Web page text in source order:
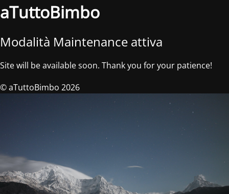
aTuttoBimbo
Modalità Maintenance attiva
Site will be available soon. Thank you for your patience!
© aTuttoBimbo 2026